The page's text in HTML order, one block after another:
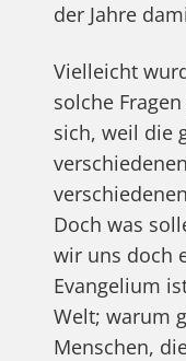
der Jahre
Vielleicht
solche
sich, weil die
Doch was
wir uns doch
Evangelium
Welt; warum
Menschen,